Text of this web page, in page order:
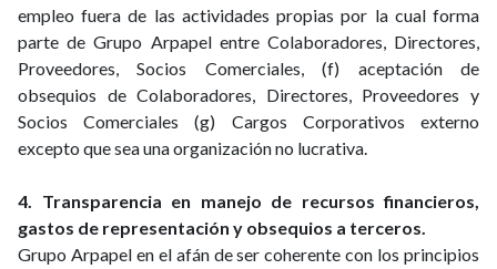
empleo fuera de las actividades propias por la cual forma
parte de Grupo Arpapel entre Colaboradores, Directores,
Proveedores, Socios Comerciales, (f) aceptación de
obsequios de Colaboradores, Directores, Proveedores y
Socios Comerciales (g) Cargos Corporativos externo
excepto que sea una organización no lucrativa.
4. Transparencia en manejo de recursos financieros,
gastos de representación y obsequios a terceros.
Grupo Arpapel en el afán de ser coherente con los principios